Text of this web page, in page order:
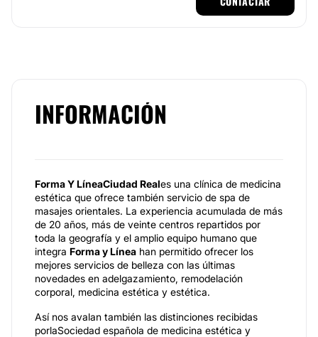
INFORMACIÓN
Forma Y LíneaCiudad Reales una clínica de medicina
estética que ofrece también servicio de spa de
masajes orientales. La experiencia acumulada de más
de 20 años, más de veinte centros repartidos por
toda la geografía y el amplio equipo humano que
integra Forma y Línea han permitido ofrecer los
mejores servicios de belleza con las últimas
novedades en adelgazamiento, remodelación
corporal, medicina estética y estética.
Así nos avalan también las distinciones recibidas
porlaSociedad española de medicina estética y